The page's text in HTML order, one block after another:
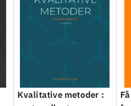
Kvalitative metoder :